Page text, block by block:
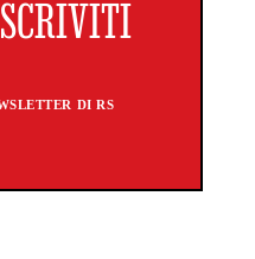
DI RS